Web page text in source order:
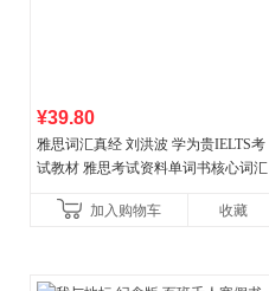
¥39.80
雅思词汇真经 刘洪波 学为贵IELTS考
试教材 雅思考试资料单词书核心词汇
加入购物车
收藏